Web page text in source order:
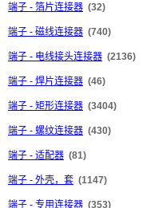
端子 - 箔片连接器 (32)
端子 - 磁线连接器 (740)
端子 - 电线接头连接器 (2136)
端子 - 焊片连接器 (46)
端子 - 矩形连接器 (3404)
端子 - 螺纹连接器 (430)
端子 - 适配器 (81)
端子 - 外壳，套 (1147)
端子 - 专用连接器 (353)